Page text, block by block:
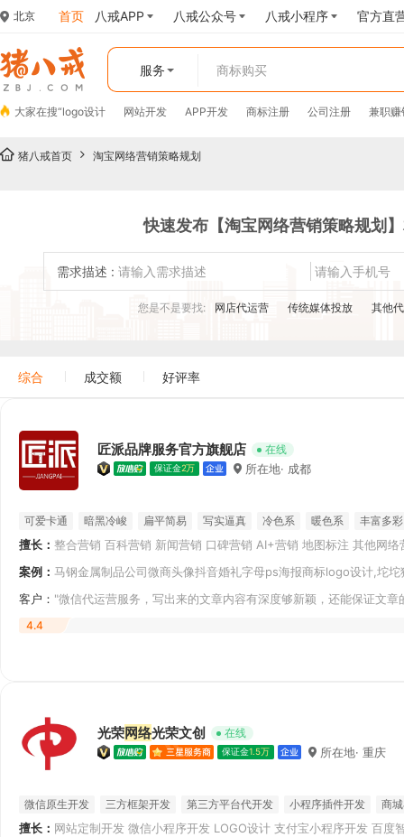
北京 首页 八戒APP 八戒公众号 八戒小程序 官方直
服务
大家在搜“logo设计 网站开发 APP开发 商标注册 公司注册 兼职赚
猪八戒首页 淘宝网络营销策略规划
快速发布【淘宝网络营销策略规划
需求描述 :
您是不是要找: 网店代运营 传统媒体投放 其他
综合 成交额 好评率
匠派品牌服务官方旗舰店 在线
保证金2万 所在地· 成都
可爱卡通 暗黑冷峻 扁平简易 写实逼真 冷色系 暖色系
丰富多彩
产品吉祥物设计
品牌吉祥物设计
擅长： 整合营销 百科营销 新闻营销 口碑营销 AI+营销 地图标注 其他网
案例： 马钢金属制品公司微商头像抖音婚礼字母ps海报商标logo设计,坨
客户： "微信代运营服务，写出来的文章内容有深度够新颖，还能保证文
作。
4.4
光荣网络光荣文创 在线
保证金1.5万 所在地· 重庆
微信原生开发 三方框架开发 第三方平台代开发 小程序插件开发
商
多门店小程序
预约小程序 购物小程序 点餐小程序
擅长： 网站定制开发 微信小程序开发 LOGO设计 支付宝小程序开发 百度